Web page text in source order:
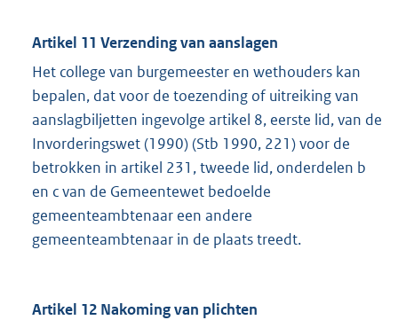
Artikel 11 Verzending van aanslagen
Het college van burgemeester en wethouders kan
bepalen, dat voor de toezending of uitreiking van
aanslagbiljetten ingevolge artikel 8, eerste lid, van de
Invorderingswet (1990) (Stb 1990, 221) voor de
betrokken in artikel 231, tweede lid, onderdelen b
en c van de Gemeentewet bedoelde
gemeenteambtenaar een andere
gemeenteambtenaar in de plaats treedt.
Artikel 12 Nakoming van plichten